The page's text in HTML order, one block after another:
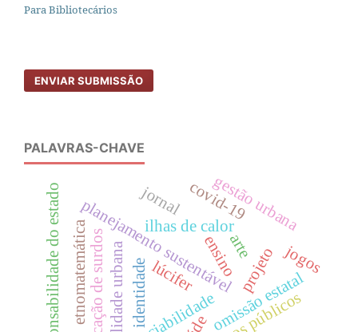
Para Bibliotecários
ENVIAR SUBMISSÃO
PALAVRAS-CHAVE
planejamento sustentável
mobilidade urbana
ilhas de calor
jornal
ensinoprojeto
responsabilidade do estado omissão estatal
covid-19
sociabilidade
gestão urbana
identidade
arte
lúcifer
educação de surdos
etnomatemática jogos